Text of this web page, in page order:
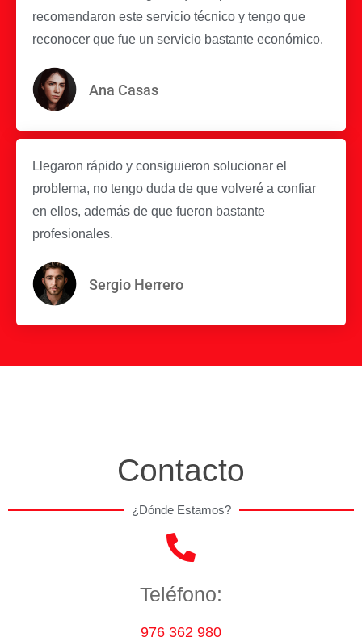
recomendaron este servicio técnico y tengo que
reconocer que fue un servicio bastante económico.
Ana Casas
Llegaron rápido y consiguieron solucionar el
problema, no tengo duda de que volveré a confiar
en ellos, además de que fueron bastante
profesionales.
Sergio Herrero
Contacto
¿Dónde Estamos?
Teléfono:
976 362 980